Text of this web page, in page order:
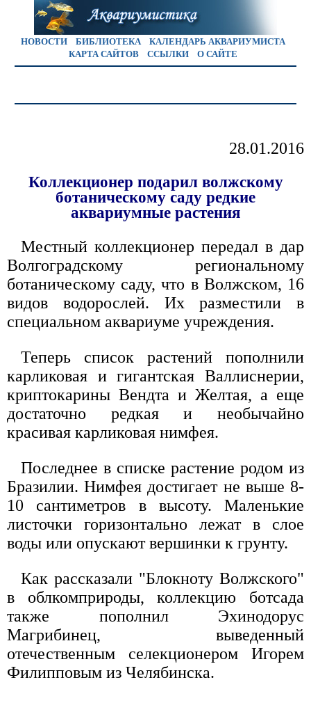
НОВОСТИ БИБЛИОТЕКА
КАЛЕНДАРЬ АКВАРИУМИСТА
КАРТА САЙТОВ
ССЫЛКИ О САЙТЕ
28.01.2016
Коллекционер подарил волжскому
ботаническому саду редкие
аквариумные растения
Местный коллекционер передал в дар
Волгоградскому региональному
ботаническому саду, что в Волжском, 16
видов водорослей. Их разместили в
специальном аквариуме учреждения.
Теперь список растений пополнили
карликовая и гигантская Валлиснерии,
криптокарины Вендта и Желтая, а еще
достаточно редкая и необычайно
красивая карликовая нимфея.
Последнее в списке растение родом из
Бразилии. Нимфея достигает не выше 8-
10 сантиметров в высоту. Маленькие
листочки горизонтально лежат в слое
воды или опускают вершинки к грунту.
Как рассказали "Блокноту Волжского"
в облкомприроды, коллекцию ботсада
также пополнил Эхинодорус
Магрибинец, выведенный
отечественным селекционером Игорем
Филипповым из Челябинска.